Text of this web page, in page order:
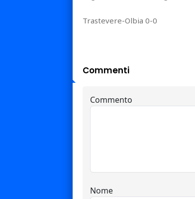
Trastevere-Olbia 0-0
Commenti